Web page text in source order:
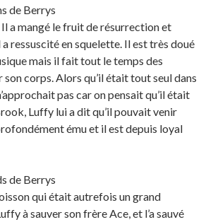
de Berrys
Il a mangé le fruit de résurrection et
ressuscité en squelette. Il est très doué
mais il fait tout le temps des
corps. Alors qu’il était tout seul dans
pas car on pensait qu’il était
Luffy lui a dit qu’il pouvait venir
ému et il est depuis loyal
de Berrys
qui était autrefois un grand
à sauver son frère Ace, et l’a sauvé